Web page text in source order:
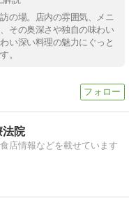
の場。店内の雰囲気、メニ
その奥深さや独自の味わい
い深い料理の魅力にぐっと
。
院
店情報などを載せています